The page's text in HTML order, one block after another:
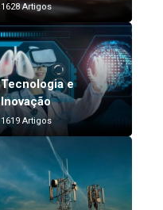
1628 Artigos
Tecnologia e
Inovação
1619 Artigos